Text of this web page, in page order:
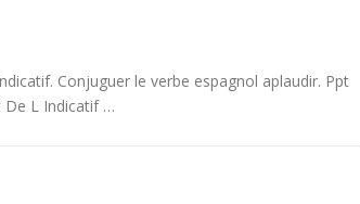
Conjuguer le verbe espagnol aplaudir. Ppt
De L Indicatif …